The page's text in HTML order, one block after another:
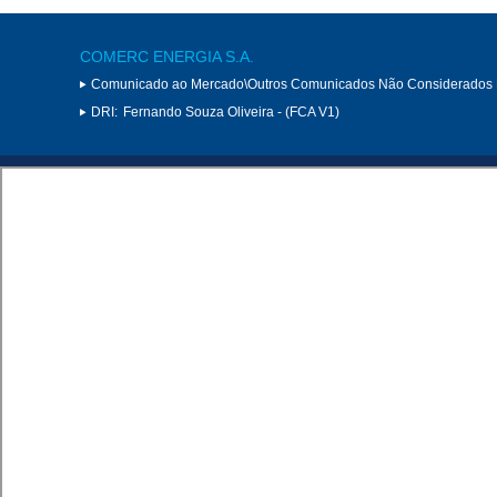
COMERC ENERGIA S.A.
Comunicado ao Mercado\Outros Comunicados Não Considerados
DRI: Fernando Souza Oliveira - (FCA V1)